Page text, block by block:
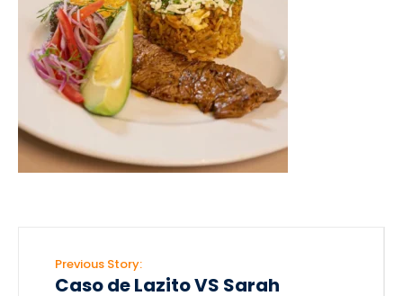
Previous Story:
Caso de Lazito VS Sarah